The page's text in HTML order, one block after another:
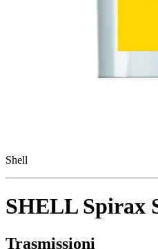
Shell
SHELL Spirax
Trasmissioni